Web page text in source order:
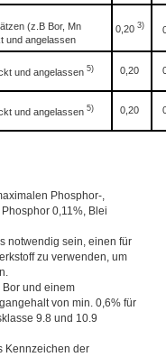
(z.B Bor, Mn
und angelassen
0,20 3)
und angelassen 5) 0,20
und angelassen 5) 0,20
Phosphor-,
0,11%, Blei
notwendig sein, einen für
zu verwenden, um
Bor und einem
von min. 0,6% für
9.8 und 10.9
Kennzeichen der